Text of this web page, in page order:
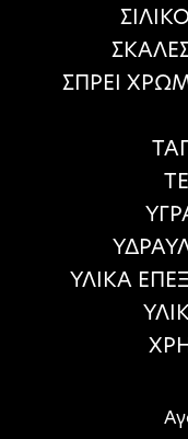
ΣΠΡΕΙ
ΥΛΙΚΑ